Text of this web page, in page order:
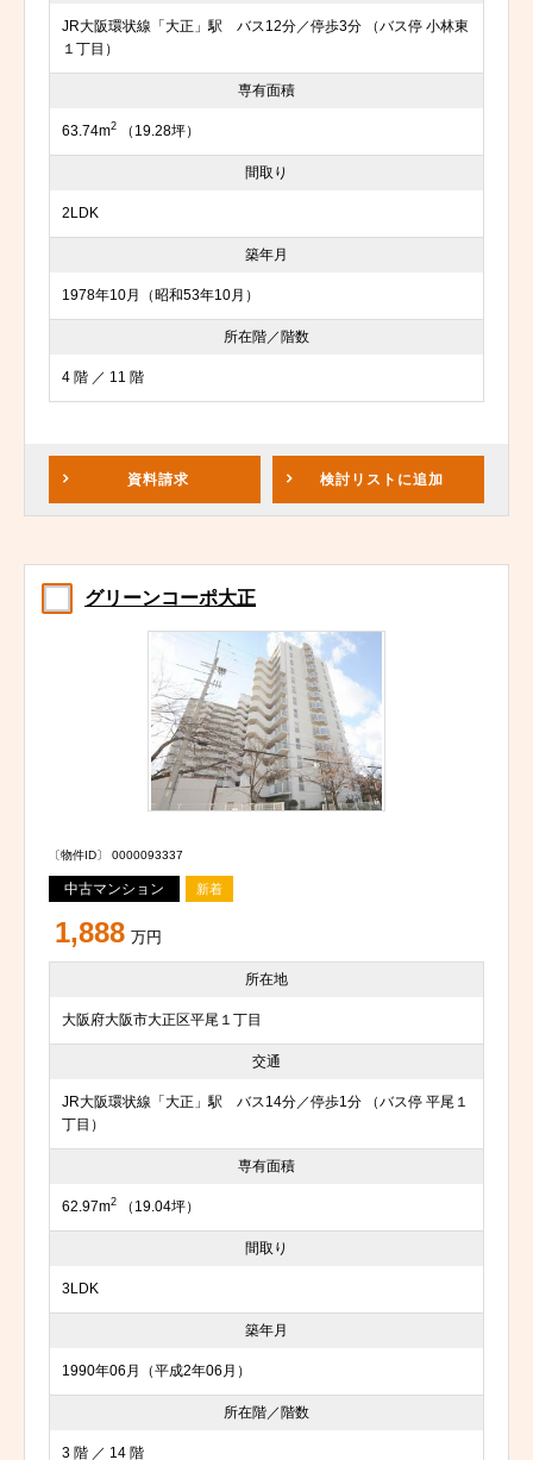
JR大阪環状線「大正」駅 バス12分／停歩3分 （バス停 小林東
１丁目）
専有面積
63.74m2 （19.28坪）
間取り
2LDK
築年月
1978年10月（昭和53年10月）
所在階／階数
4 階 ／ 11 階
資料請求 検討リスト に追加
グリーンコーポ大正
〔物件ID〕 0000093337
中古マンション 新着
1,888 万円
所在地
大阪府大阪市大正区平尾１丁目
交通
JR大阪環状線「大正」駅 バス14分／停歩1分 （バス停 平尾１
丁目）
専有面積
62.97m2 （19.04坪）
間取り
3LDK
築年月
1990年06月（平成2年06月）
所在階／階数
3 階 ／ 14 階